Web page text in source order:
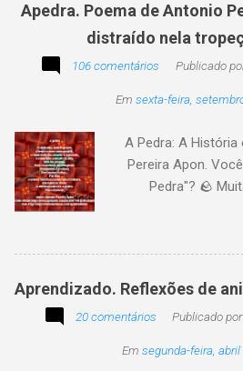
uma
poesia, pensamento,
imagem postada a
participação na
encantando .
itinerante
caminho, toca a
não
Apedra. Poema de Antonio
distraído nela
106 comentários Publicado
Em sexta-feira,
A Pedra: A
Pereira Apon.
Pedra"? 🪨
é, na verdade, de
Apon, publicado
utilidade de um
de quem o usa. Se
creditado a
Aprendizado. Reflexões de
20 comentários Publicado
Em segunda-feira, abril